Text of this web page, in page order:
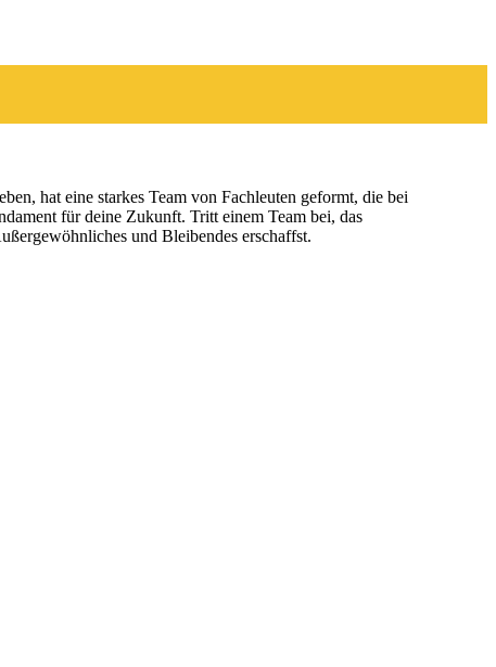
hat eine starkes Team von Fachleuten geformt, die bei
für deine Zukunft. Tritt einem Team bei, das
und Bleibendes erschaffst.